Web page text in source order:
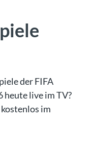
der FIFA
live im TV?
im